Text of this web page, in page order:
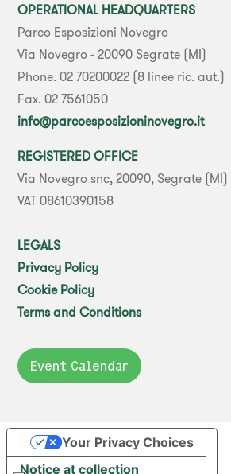
OPERATIONAL HEADQUARTERS
Parco Esposizioni Novegro
Via Novegro - 20090 Segrate (MI)
Phone. 02 70200022 (8 linee ric. aut.)
Fax. 02 7561050
info@parcoesposizioninovegro.it
REGISTERED OFFICE
Via Novegro snc, 20090, Segrate (MI)
VAT 08610390158
LEGALS
Privacy Policy
Cookie Policy
Terms and Conditions
Event Calendar
Notice at collection
Your Privacy Choices